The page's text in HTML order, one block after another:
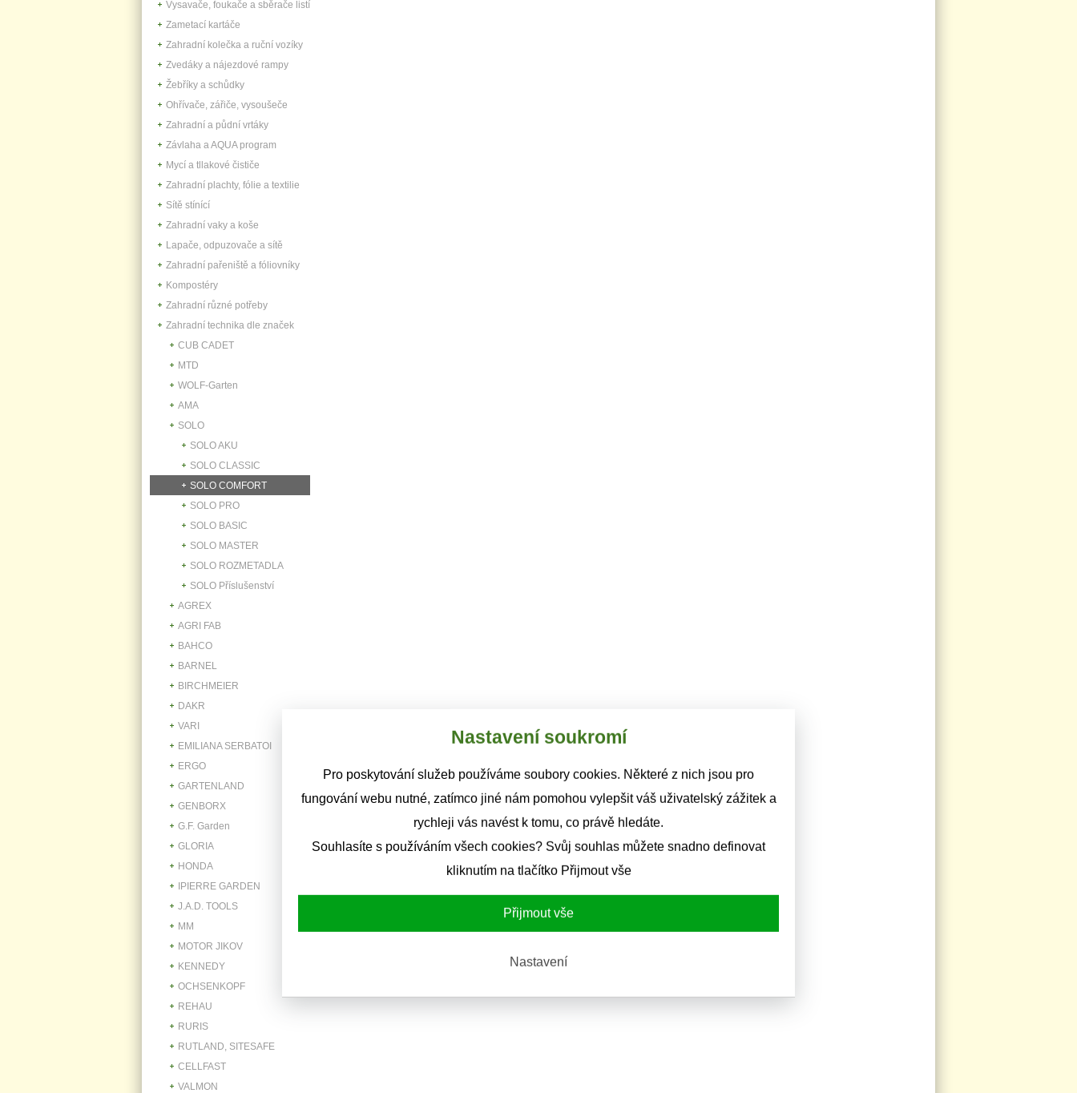
Nastavení soukromí
Pro poskytování služeb používáme soubory cookies. Některé z nich jsou pro
fungování webu nutné, zatímco jiné nám pomohou vylepšit váš uživatelský zážitek a
rychleji vás navést k tomu, co právě hledáte.
Souhlasíte s používáním všech cookies? Svůj souhlas můžete snadno definovat
kliknutím na tlačítko Přijmout vše
Přijmout vše
Nastavení
Vysavače, foukače a sběrače listí
Zametací kartáče
Zahradní kolečka a ruční vozíky
Zvedáky a nájezdové rampy
Žebříky a schůdky
Ohřívače, zářiče, vysoušeče
Zahradní a půdní vrtáky
Závlaha a AQUA program
Mycí a tllakové čističe
Zahradní plachty, fólie a textilie
Sítě stínící
Zahradní vaky a koše
Lapače, odpuzovače a sítě
Zahradní pařeniště a fóliovníky
Kompostéry
Zahradní různé potřeby
Zahradní technika dle značek
CUB CADET
MTD
WOLF-Garten
AMA
SOLO
SOLO AKU
SOLO CLASSIC
SOLO COMFORT
SOLO PRO
SOLO BASIC
SOLO MASTER
SOLO ROZMETADLA
SOLO Příslušenství
AGREX
AGRI FAB
BAHCO
BARNEL
BIRCHMEIER
DAKR
VARI
EMILIANA SERBATOI
ERGO
GARTENLAND
GENBORX
G.F. Garden
GLORIA
HONDA
IPIERRE GARDEN
J.A.D. TOOLS
MM
MOTOR JIKOV
KENNEDY
OCHSENKOPF
REHAU
RURIS
RUTLAND, SITESAFE
CELLFAST
VALMON